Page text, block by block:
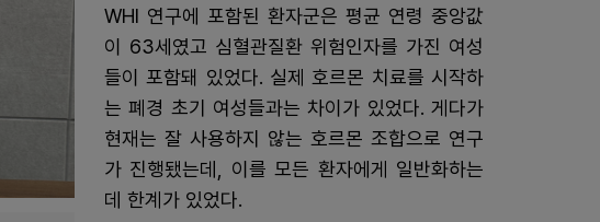
WHI 연구에 포함된 환자군은 평균 연령 중앙값
이 63세였고 심혈관질환 위험인자를 가진 여성
들이 포함돼 있었다. 실제 호르몬 치료를 시작하
는 폐경 초기 여성들과는 차이가 있었다. 게다가
현재는 잘 사용하지 않는 호르몬 조합으로 연구
가 진행됐는데, 이를 모든 환자에게 일반화하는
데 한계가 있었다.